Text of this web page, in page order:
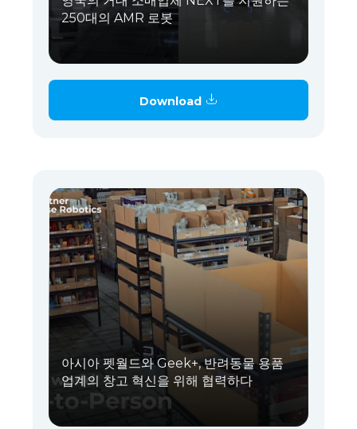
250대의 AMR 로봇
Download
아시아 펫월드와 Geek+, 반려동물 용품
업계의 창고 혁신을 위해 협력하다